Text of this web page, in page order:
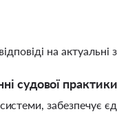
на актуальні
судової практики
забезпечує